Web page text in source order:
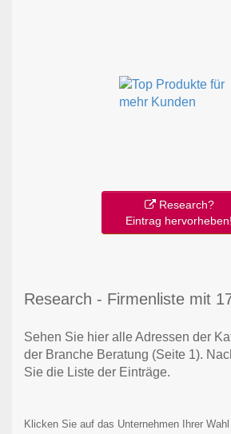
Research?
Eintrag hervorheben!
Research - Firmenliste mit
Sehen Sie hier alle Adressen der
der Branche Beratung (Seite 1).
Sie die Liste der Einträge.
Klicken Sie auf das Unternehmen Ihrer